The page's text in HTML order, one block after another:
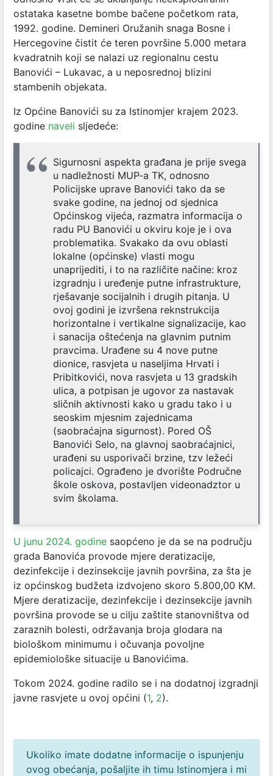
ostataka kasetne bombe bačene početkom rata,
1992. godine. Demineri Oružanih snaga Bosne i
Hercegovine čistit će teren površine 5.000 metara
kvadratnih koji se nalazi uz regionalnu cestu
Banovići – Lukavac, a u neposrednoj blizini
stambenih objekata.
Iz Općine Banovići su za Istinomjer krajem 2023.
godine naveli sljedeće:
Sigurnosni aspekta građana je prije svega
u nadležnosti MUP-a TK, odnosno
Policijske uprave Banovići tako da se
svake godine, na jednoj od sjednica
Općinskog vijeća, razmatra informacija o
radu PU Banovići u okviru koje je i ova
problematika. Svakako da ovu oblasti
lokalne (općinske) vlasti mogu
unaprijediti, i to na različite načine: kroz
izgradnju i uređenje putne infrastrukture,
rješavanje socijalnih i drugih pitanja. U
ovoj godini je izvršena reknstrukcija
horizontalne i vertikalne signalizacije, kao
i sanacija oštećenja na glavnim putnim
pravcima. Urađene su 4 nove putne
dionice, rasvjeta u naseljima Hrvati i
Pribitkovići, nova rasvjeta u 13 gradskih
ulica, a potpisan je ugovor za nastavak
sličnih aktivnosti kako u gradu tako i u
seoskim mjesnim zajednicama
(saobraćajna sigurnost). Pored OŠ
Banovići Selo, na glavnoj saobraćajnici,
urađeni su usporivači brzine, tzv ležeći
policajci. Ograđeno je dvorište Područne
škole oskova, postavljen videonadztor u
svim školama.
U junu 2024. godine saopćeno je da se na području
grada Banovića provode mjere deratizacije,
dezinfekcije i dezinsekcije javnih površina, za šta je
iz općinskog budžeta izdvojeno skoro 5.800,00 KM.
Mjere deratizacije, dezinfekcije i dezinsekcije javnih
površina provode se u cilju zaštite stanovništva od
zaraznih bolesti, održavanja broja glodara na
biološkom minimumu i očuvanja povoljne
epidemiološke situacije u Banovićima.
Tokom 2024. godine radilo se i na dodatnoj izgradnji
javne rasvjete u ovoj općini (1, 2).
Ukoliko imate dodatne informacije o ispunjenju
ovog obećanja, pošaljite ih timu Istinomjera i mi